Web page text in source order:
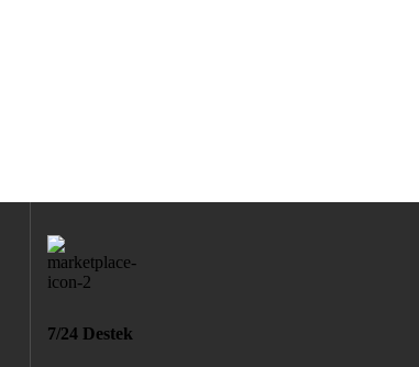
7/24 Destek